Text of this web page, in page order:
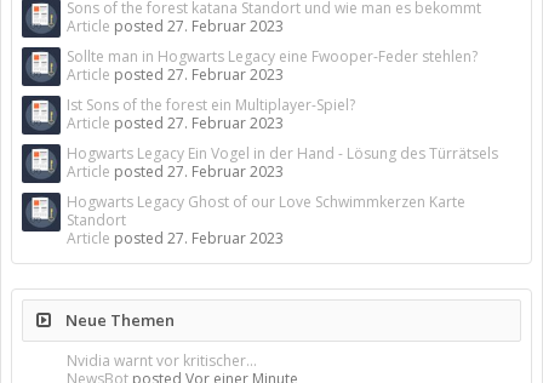
Sons of the forest katana Standort und wie man es bekommt
Article posted 27. Februar 2023
Sollte man in Hogwarts Legacy eine Fwooper-Feder stehlen?
Article posted 27. Februar 2023
Ist Sons of the forest ein Multiplayer-Spiel?
Article posted 27. Februar 2023
Hogwarts Legacy Ein Vogel in der Hand - Lösung des Türrätsels
Article posted 27. Februar 2023
Hogwarts Legacy Ghost of our Love Schwimmkerzen Karte
Standort
Article posted 27. Februar 2023
Neue Themen
Nvidia warnt vor kritischer...
NewsBot posted Vor einer Minute